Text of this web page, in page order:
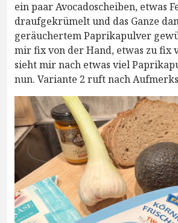
ein paar Avocadoscheiben, etwas
draufgekrümelt und das Ganze
geräuchertem Paprikapulver
mir fix von der Hand, etwas zu fix
sieht mir nach etwas viel
nun. Variante 2 ruft nach